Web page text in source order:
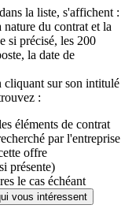
la liste, s'affichent :
du contrat et la
si précisé, les 200
la date de
cliquant sur son intitulé
:
éléments de contrat
par l'entreprise
offre
présente)
le cas échéant
vous intéressent